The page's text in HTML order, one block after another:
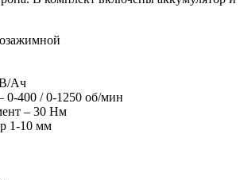
В/Ач
0-400 / 0-1250 об/мин
– 30 Нм
1-10 мм